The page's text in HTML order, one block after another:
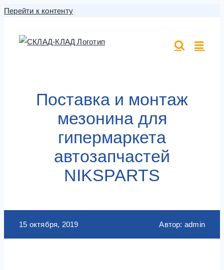
Перейти к контенту
Поставка и монтаж
мезонина для
гипермаркета
автозапчастей
NIKSPARTS
15 октября, 2019 Автор: admin